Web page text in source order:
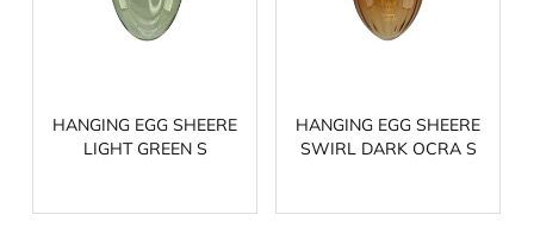
HANGING EGG SHEERE
LIGHT GREEN S
HANGING EGG SHEERE
SWIRL DARK OCRA S